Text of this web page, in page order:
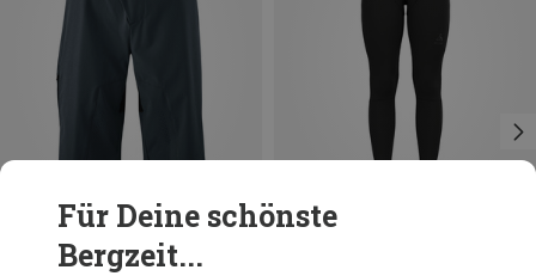
Du sparst 60%
Für Deine schönste
Bergzeit...